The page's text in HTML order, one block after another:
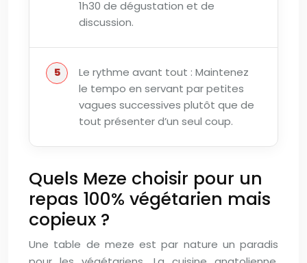
1h30 de dégustation et de
discussion.
Le rythme avant tout : Maintenez
le tempo en servant par petites
vagues successives plutôt que de
tout présenter d’un seul coup.
Quels Meze choisir pour un
repas 100% végétarien mais
copieux ?
Une table de meze est par nature un paradis